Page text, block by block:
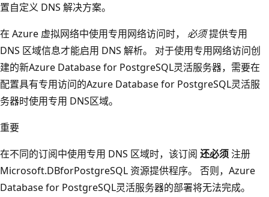
置自定义 DNS 解决方案。
在 Azure 虚拟网络中使用专用网络访问时， 必须提供专用
DNS 区域信息才能启用 DNS 解析。 对于使用专用网络访问创
建的新Azure Database for PostgreSQL灵活服务器，需要在
配置具有专用访问的Azure Database for PostgreSQL灵活服
务器时使用专用 DNS区域。
重要
在不同的订阅中使用专用 DNS 区域时，该订阅 还必须注册
Microsoft.DBforPostgreSQL 资源提供程序。 否则，Azure
Database for PostgreSQL灵活服务器的部署将无法完成。